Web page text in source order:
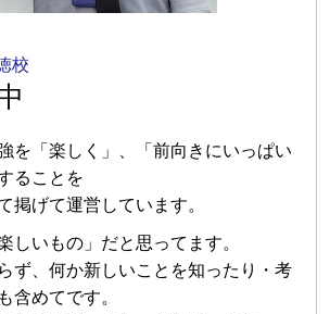
校
を「楽しく」、「前向きにいっぱい
ることを
掲げて運営しています。
しいもの」だと思ってます。
ず、何か新しいことを知ったり・考
含めてです。